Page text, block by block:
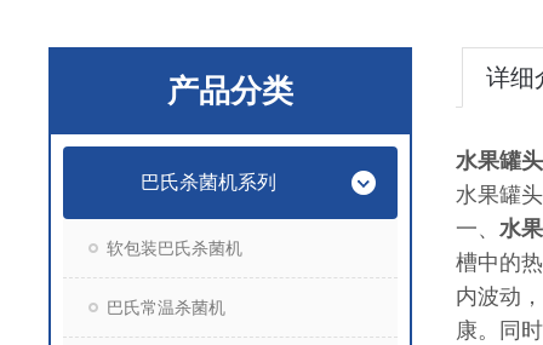
产品分类
巴氏杀菌机系列
软包装巴氏杀菌机
巴氏常温杀菌机
详细
水果罐
水果罐
一、 水
槽中的
内波动
康。同